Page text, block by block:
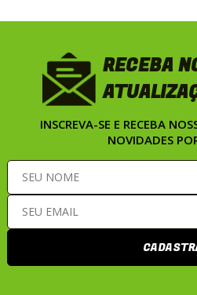
RECEBA
INSCREVA-SE E RECEBA
NOVIDADES